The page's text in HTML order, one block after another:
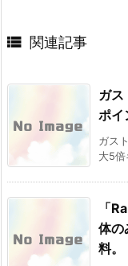
 関連記事
ガス
ポイ
ガス
大5
「
体
料。